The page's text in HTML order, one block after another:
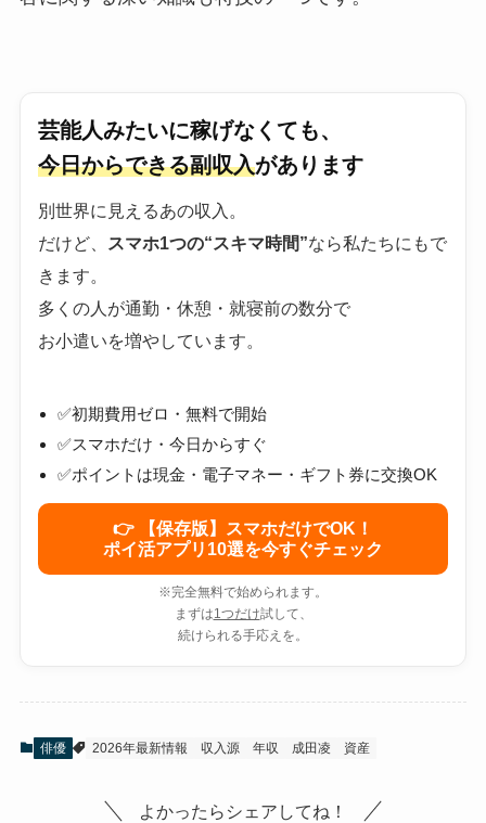
芸能人みたいに稼げなくても、
今日からできる副収入があります
別世界に見えるあの収入。
だけど、
スマホ1つの“スキマ時間”なら私たちにもで
きます。
多くの人が通勤・休憩・就寝前の数分で
お小遣いを増やしています。
✅初期費用ゼロ・無料で開始
✅スマホだけ・今日からすぐ
✅ポイントは現金・電子マネー・ギフト券に交換OK
👉 【保存版】スマホだけでOK！
ポイ活アプリ10選を今すぐチェック
※完全無料で始められます。
まずは1つだけ試して、
続けられる手応えを。
俳優 2026年最新情報 収入源 年収 成田凌 資産
よかったらシェアしてね！